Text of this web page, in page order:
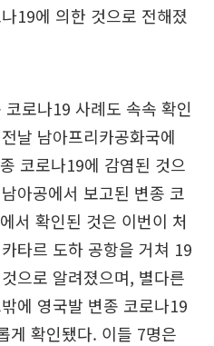
19에 의한 것으로 전해졌
로나19 사례도 속속 확인
날 남아프리카공화국에
코로나19에 감염된 것으
아공에서 보고된 변종 코
서 확인된 것은 이번이 처
타르 도하 공항을 거쳐 19
으로 알려졌으며, 별다른
에 영국발 변종 코로나19
게 확인됐다. 이들 7명은